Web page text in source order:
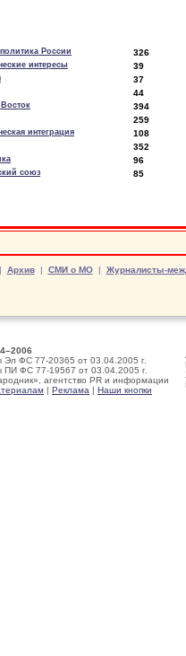
России 326
интересы 39
37
44
394
259
интеграция 108
352
96
союз 85
Архив| СМИ о МО| Журналисты-
Эл ФС 77-20365 от 03.04.2005 г.
ПИ ФС 77-19567 от 03.04.2005 г.
агентство PR и информации
| Реклама | Наши кнопки